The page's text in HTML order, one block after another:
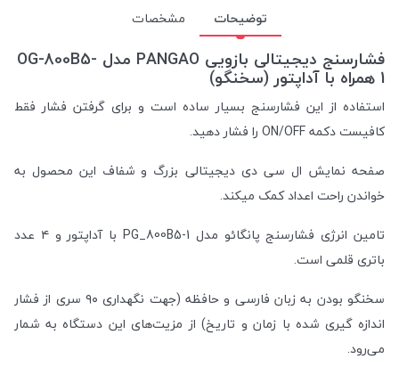
توضیحات مشخصات
فشارسنج دیجیتالی بازویی PANGAO مدل OG-800B5-
1 همراه با آداپتور (سخنگو)
استفاده از این فشارسنج بسیار ساده است و برای گرفتن فشار فقط
کافیست دکمه ON/OFF را فشار دهید.
صفحه نمایش ال سی دی دیجیتالی بزرگ و شفاف این محصول به
خواندن راحت اعداد کمک میکند.
تامین انرژی فشارسنج پانگائو مدل PG_800B5-1 با آداپتور و ۴ عدد
باتری قلمی است.
سخنگو بودن به زبان فارسی و حافظه (جهت نگهداری ۹۰ سری از فشار
اندازه گیری شده با زمان و تاریخ) از مزیت‌های این دستگاه به شمار
می‌رود.